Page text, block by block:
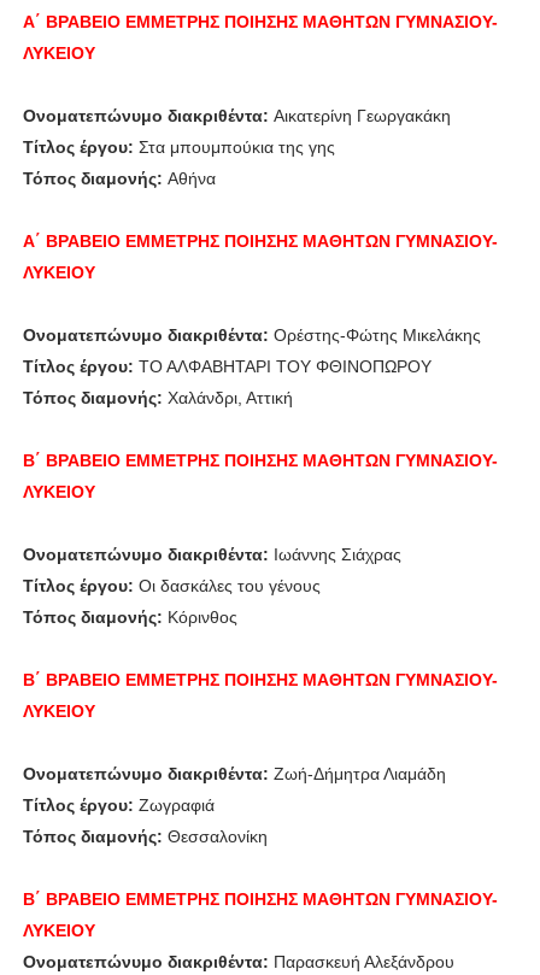
Α΄ ΒΡΑΒΕΙΟ ΕΜΜΕΤΡΗΣ ΠΟΙΗΣΗΣ ΜΑΘΗΤΩΝ ΓΥΜΝΑΣΙΟΥ-
ΛΥΚΕΙΟΥ
Ονοματεπώνυμο διακριθέντα: Αικατερίνη Γεωργακάκη
Τίτλος έργου: Στα μπουμπούκια της γης
Τόπος διαμονής: Αθήνα
Α΄ ΒΡΑΒΕΙΟ ΕΜΜΕΤΡΗΣ ΠΟΙΗΣΗΣ ΜΑΘΗΤΩΝ ΓΥΜΝΑΣΙΟΥ-
ΛΥΚΕΙΟΥ
Ονοματεπώνυμο διακριθέντα: Ορέστης-Φώτης Μικελάκης
Τίτλος έργου: ΤΟ ΑΛΦΑΒΗΤΑΡΙ ΤΟΥ ΦΘΙΝΟΠΩΡΟΥ
Τόπος διαμονής: Χαλάνδρι, Αττική
Β΄ ΒΡΑΒΕΙΟ ΕΜΜΕΤΡΗΣ ΠΟΙΗΣΗΣ ΜΑΘΗΤΩΝ ΓΥΜΝΑΣΙΟΥ-
ΛΥΚΕΙΟΥ
Ονοματεπώνυμο διακριθέντα: Ιωάννης Σιάχρας
Τίτλος έργου: Οι δασκάλες του γένους
Τόπος διαμονής: Κόρινθος
Β΄ ΒΡΑΒΕΙΟ ΕΜΜΕΤΡΗΣ ΠΟΙΗΣΗΣ ΜΑΘΗΤΩΝ ΓΥΜΝΑΣΙΟΥ-
ΛΥΚΕΙΟΥ
Ονοματεπώνυμο διακριθέντα: Ζωή-Δήμητρα Λιαμάδη
Τίτλος έργου: Ζωγραφιά
Τόπος διαμονής: Θεσσαλονίκη
Β΄ ΒΡΑΒΕΙΟ ΕΜΜΕΤΡΗΣ ΠΟΙΗΣΗΣ ΜΑΘΗΤΩΝ ΓΥΜΝΑΣΙΟΥ-
ΛΥΚΕΙΟΥ
Ονοματεπώνυμο διακριθέντα: Παρασκευή Αλεξάνδρου